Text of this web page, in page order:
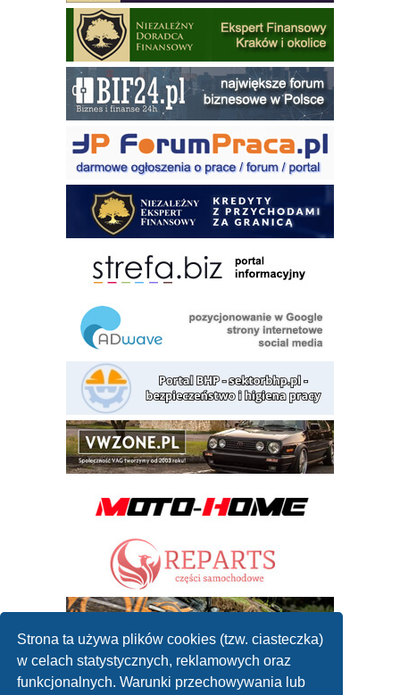
Strona ta używa plików cookies (tzw. ciasteczka)
w celach statystycznych, reklamowych oraz
funkcjonalnych. Warunki przechowywania lub